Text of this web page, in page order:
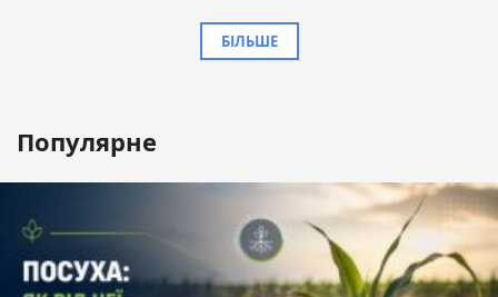
БІЛЬШЕ
Популярне